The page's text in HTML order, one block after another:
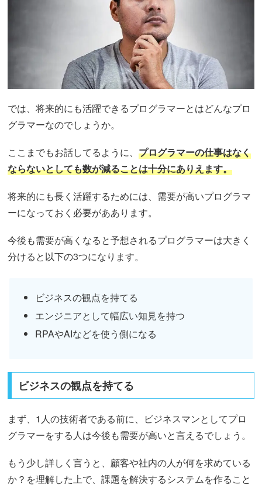
では、将来的にも活躍できるプログラマーとはどんなプロ
グラマーなのでしょうか。
ここまでもお話してるように、プログラマーの仕事はなく
ならないとしても数が減ることは十分にありえます。
将来的にも長く活躍するためには、需要が高いプログラマ
ーになっておく必要がああります。
今後も需要が高くなると予想されるプログラマーは大きく
分けると以下の3つになります。
ビジネスの観点を持てる
エンジニアとして幅広い知見を持つ
RPAやAIなどを使う側になる
ビジネスの観点を持てる
まず、1人の技術者である前に、ビジネスマンとしてプロ
グラマーをする人は今後も需要が高いと言えるでしょう。
もう少し詳しく言うと、顧客や社内の人が何を求めている
か？を理解した上で、課題を解決するシステムを作ること